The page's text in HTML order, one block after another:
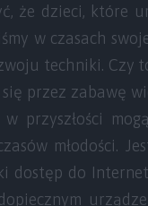
że dzieci, które
w czasach
techniki. Czy
się przez zabawę
przyszłości
młodości.
dostęp do